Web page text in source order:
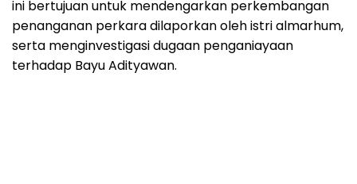
ini bertujuan untuk mendengarkan perkembangan
penanganan perkara dilaporkan oleh istri almarhum,
serta menginvestigasi dugaan penganiayaan
terhadap Bayu Adityawan.